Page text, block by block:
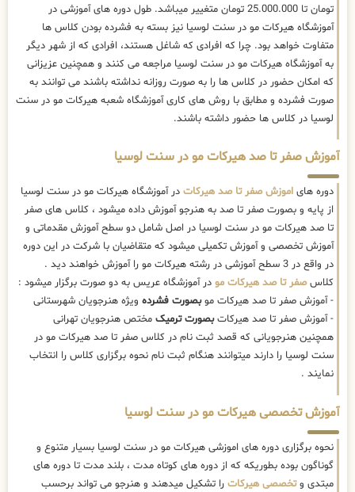
تومان تا 25.000.000 تومان متغییر میباشد. طول دوره های آموزشی در
آموزشگاه هیرکات مو در سنت لوسیا نیز بسته به فشرده بودن کلاس ها
متفاوت خواهد بود. چرا که افرادی که شاغل هستند، افرادی که از شهر دیگر
به آموزشگاه هیرکات مو در سنت لوسیا مراجعه می کنند و همچنین عزیزانی
که امکان حضور در کلاس ها را به صورت روزانه نداشته باشند می توانند به
صورت فشرده و مطابق با روش های کاری آموزشگاه شعبه هیرکات مو در سنت
لوسیا در کلاس ها حضور داشته باشند.
آموزش صفر تا صد هیرکات مو در سنت لوسیا
دوره های اموزش صفر تا صد هیرکات در آموزشگاه هیرکات مو در سنت لوسیا
از پایه و بصورت صفر تا صد به هنرجو آموزش داده میشود ، کلاس های صفر
تا صد هیرکات مو در سنت لوسیا در اصل شامل دو سطح آموزش مقدماتی و
آموزش تخصصی و آموزش تکمیلی میشود که متقاضیان با شرکت در این دوره
در واقع در 3 سطح آموزشی در رشته هیرکات مو را آموزش خواهند دید .
کلاسصفر تا صد هیرکات مو در آموزشگاه عریس به دو صورت برگزار میشود :
- آموزش صفر تا صد هیرکات موبصورت فشرده ویژه هنرجویان شهرستانی
- آموزش صفر تا صد هیرکاتبصورت ترمیک مختص هنرجویان تهرانی
همچنین هنرجویانی که قصد ثبت نام در کلاس صفر تا صد هیرکات مو در
سنت لوسیا را دارند میتوانند هنگام ثبت نام نحوه برگزاری کلاس را انتخاب
نمایند .
آموزش تخصصی هیرکات مو در سنت لوسیا
نحوه برگزاری دوره های اموزشی هیرکات مو در سنت لوسیا بسیار متنوع و
گوناگون بوده بطوریکه که از دوره های کوتاه مدت ، بلند مدت تا دوره های
مبتدی وتخصصی هیرکات را تشکیل میدهند و هنرجو می تواند برحسب